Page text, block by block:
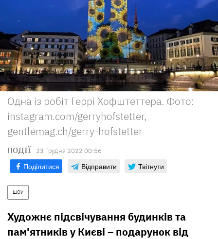
Одна із робіт Геррі Хофштеттера. Фото:
instagram.com/gerryhofstetter,
gentlemag.ch/gerry-hofstetter
ПОДІЇ 23 Грудня 2022 00:56
Поділитися Відправити Твітнути
ШОУ
Художнє підсвічування будинків та
пам'ятників у Києві – подарунок від